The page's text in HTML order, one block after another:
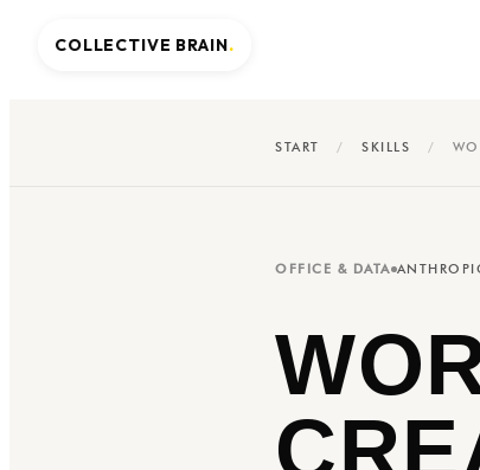
START / SKILLS /
OFFICE & DATA
COLLECTIVE BRAIN.